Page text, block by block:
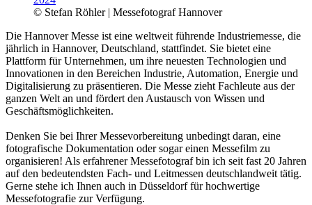
© Stefan Röhler | Messefotograf Hannover
Die Hannover Messe ist eine weltweit führende Industriemesse, die
jährlich in Hannover, Deutschland, stattfindet. Sie bietet eine
Plattform für Unternehmen, um ihre neuesten Technologien und
Innovationen in den Bereichen Industrie, Automation, Energie und
Digitalisierung zu präsentieren. Die Messe zieht Fachleute aus der
ganzen Welt an und fördert den Austausch von Wissen und
Geschäftsmöglichkeiten.
Denken Sie bei Ihrer Messevorbereitung unbedingt daran, eine
fotografische Dokumentation oder sogar einen Messefilm zu
organisieren! Als erfahrener Messefotograf bin ich seit fast 20 Jahren
auf den bedeutendsten Fach- und Leitmessen deutschlandweit tätig.
Gerne stehe ich Ihnen auch in Düsseldorf für hochwertige
Messefotografie zur Verfügung.